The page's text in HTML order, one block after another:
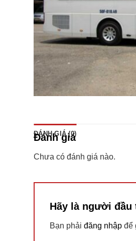
ĐÁNH GIÁ (0)
Đánh giá
Chưa có đánh giá nào.
Hãy là người đầu
Bạn phải đăng nhập để